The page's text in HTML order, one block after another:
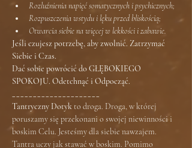
Rozluźnienia napięć somatycznych i psychicznych;
Rozpuszczenia wstydu i lęku przed bliskością;
Otwarcia siebie na więcej w lekkości i zabawie.
Jeśli czujesz potrzebę, aby zwolnić. Zatrzymać
Siebie i Czas.
Dać sobie powrócić do GŁĘBOKIEGO
SPOKOJU. Odetchnąć i Odpocząć.
Tantryczny Dotyk to droga. Droga, w której
poruszamy się przekonani o swojej niewinności i
boskim Celu. Jesteśmy dla siebie nawzajem.
Tantra uczy jak stawać w boskim. Pomimo